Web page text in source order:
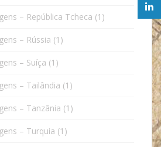
– República Tcheca (1)
– Rússia (1)
– Suíça (1)
– Tailândia (1)
– Tanzânia (1)
– Turquia (1)